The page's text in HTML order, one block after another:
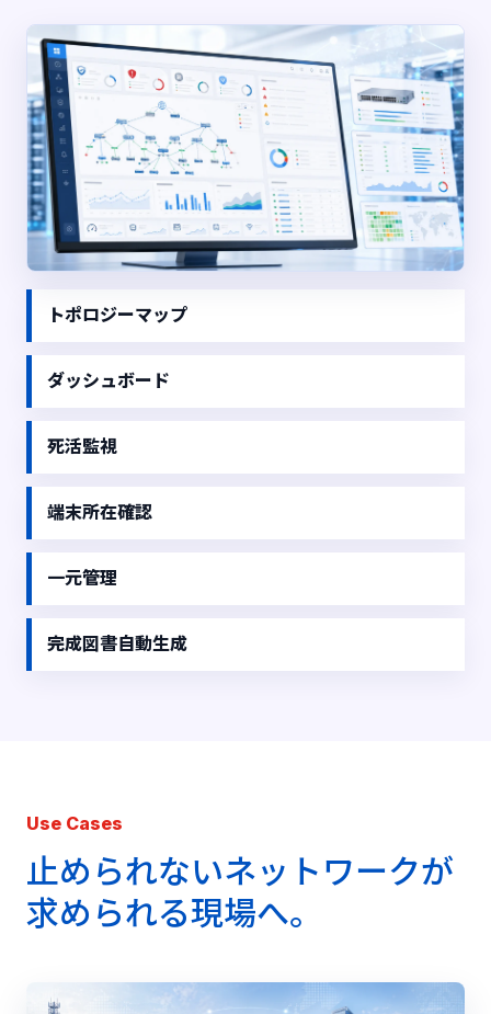
トポロジーマップ
ダッシュボード
死活監視
端末所在確認
一元管理
完成図書自動生成
Use Cases
止められないネットワークが
求められる現場へ。